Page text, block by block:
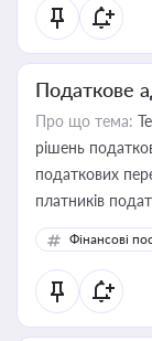
Податкове
Про що тема:
рішень
податкових
платників
Фінансові